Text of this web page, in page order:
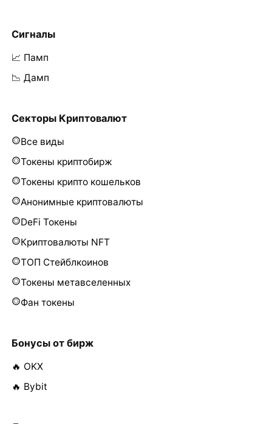
Сигналы
📈 Памп
📉 Дамп
Секторы Криптовалют
Все виды
Токены криптобирж
Токены крипто кошельков
Анонимные криптовалюты
DeFi Токены
Криптовалюты NFT
ТОП Стейблкоинов
Токены метавселенных
Фан токены
Бонусы от бирж
🔥 OKX
🔥 Bybit